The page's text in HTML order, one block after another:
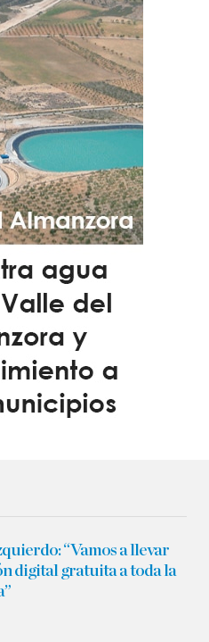
“Vamos a llevar
digital gratuita a toda la